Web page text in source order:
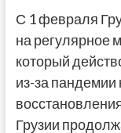
С 1 февраля
на регулярное
который
из-за пандемии
Грузии